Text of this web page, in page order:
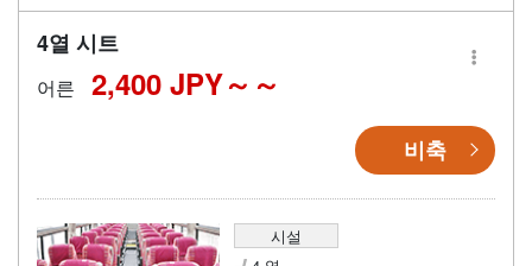
4열 시트
어른 2,400 JPY～
비축
시설